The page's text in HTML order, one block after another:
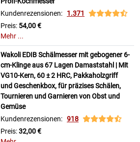
Kundenrezensionen: 1.371
Preis: 54,00 €
Mehr ...
Wakoli EDIB Schälmesser mit gebogener 6-
cm-Klinge aus 67 Lagen Damaststahl | Mit
VG10-Kern, 60 ± 2 HRC, Pakkaholzgriff
und Geschenkbox, für präzises Schälen,
Tournieren und Garnieren von Obst und
Gemüse
Kundenrezensionen: 918
Preis:32,00 €